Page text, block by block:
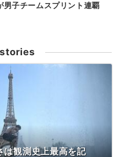
男子チームスプリント連覇
は観測史上最高を記